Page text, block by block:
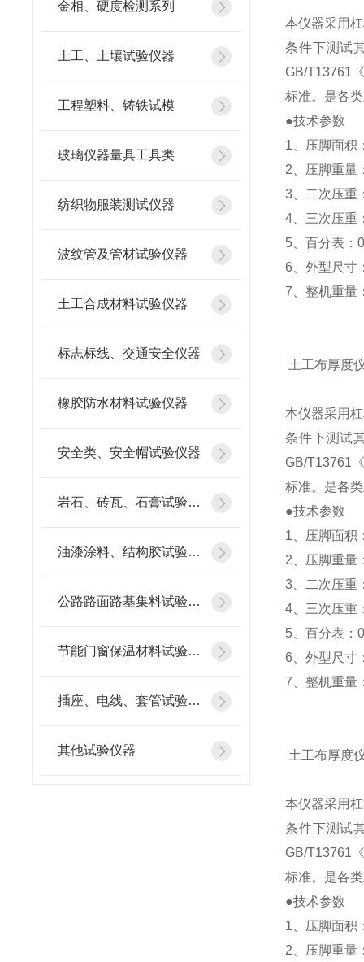
金相、硬度检测系列
土工、土壤试验仪器
工程塑料、铸铁试模
玻璃仪器量具工具类
纺织物服装测试仪器
波纹管及管材试验仪器
土工合成材料试验仪器
标志标线、交通安全仪器
橡胶防水材料试验仪器
安全类、安全帽试验仪器
岩石、砖瓦、石膏试验仪器
油漆涂料、结构胶试验仪器
公路路面路基集料试验仪器
节能门窗保温材料试验仪器
插座、电线、套管试验仪器
其他试验仪器
本仪器采用
条件下测试
GB/T13761
标准。是各
●技术参数
1、压脚面积
2、压脚重量
3、二次压重
4、三次压重
5、百分表：
6、外型尺
7、整机重量
土工布厚度
本仪器采用
条件下测试
GB/T13761
标准。是各
●技术参数
1、压脚面积
2、压脚重量
3、二次压重
4、三次压重
5、百分表：
6、外型尺
7、整机重量
土工布厚度
本仪器采用
条件下测试
GB/T13761
标准。是各
●技术参数
1、压脚面积
2、压脚重量